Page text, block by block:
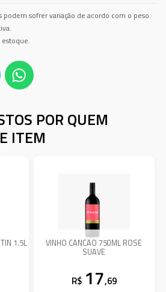
podem sofrer variação de acordo com o peso.
POR QUEM
ITEM
1.5L VINHO CANCAO 750ML ROSE
SUAVE
R$ 17,69